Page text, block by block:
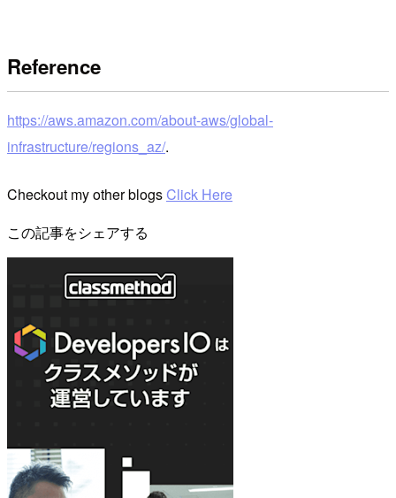
Reference
https://aws.amazon.com/about-aws/global-
infrastructure/regions_az/.
Checkout my other blogsClick Here
この記事をシェアする